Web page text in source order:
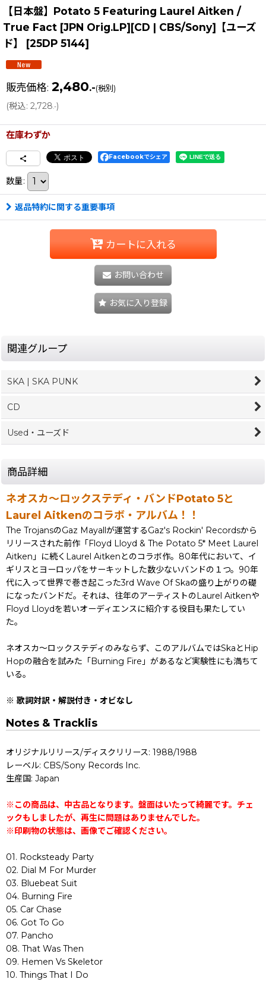
【日本盤】Potato 5 Featuring Laurel Aitken /
True Fact [JPN Orig.LP][CD | CBS/Sony]【ユーズ
ド】
[25DP 5144]
販売価格: 2,480.-(税別)
(税込: 2,728.-)
在庫わずか
Facebookでシェア
数量:
返品特約に関する重要事項
カートに入れる
お問い合わせ
お気に入り登録
関連グループ
SKA | SKA PUNK
CD
Used・ユーズド
商品詳細
ネオスカ〜ロックステディ・バンドPotato 5と
Laurel Aitkenのコラボ・アルバム！！
The TrojansのGaz Mayallが運営するGaz's Rockin' Recordsから
リリースされた前作「Floyd Lloyd & The Potato 5* Meet Laurel
Aitken」に続くLaurel Aitkenとのコラボ作。80年代において、イ
ギリスとヨーロッパをサーキットした数少ないバンドの１つ。90年
代に入って世界で巻き起こった3rd Wave Of Skaの盛り上がりの礎
になったバンドだ。それは、往年のアーティストのLaurel Aitkenや
Floyd Lloydを若いオーディエンスに紹介する役目も果たしてい
た。
ネオスカ〜ロックステディのみならず、このアルバムではSkaとHip
Hopの融合を試みた「Burning Fire」があるなど実験性にも満ちて
いる。
※ 歌詞対訳・解説付き・オビなし
Notes & Tracklis
オリジナルリリース/ディスクリリース: 1988/1988
レーベル: CBS/Sony Records Inc.
生産国: Japan
※この商品は、中古品となります。盤面はいたって綺麗です。チェ
ックもしましたが、再生に問題はありませんでした。
※印刷物の状態は、画像でご確認ください。
01. Rocksteady Party
02. Dial M For Murder
03. Bluebeat Suit
04. Burning Fire
05. Car Chase
06. Got To Go
07. Pancho
08. That Was Then
09. Hemen Vs Skeletor
10. Things That I Do